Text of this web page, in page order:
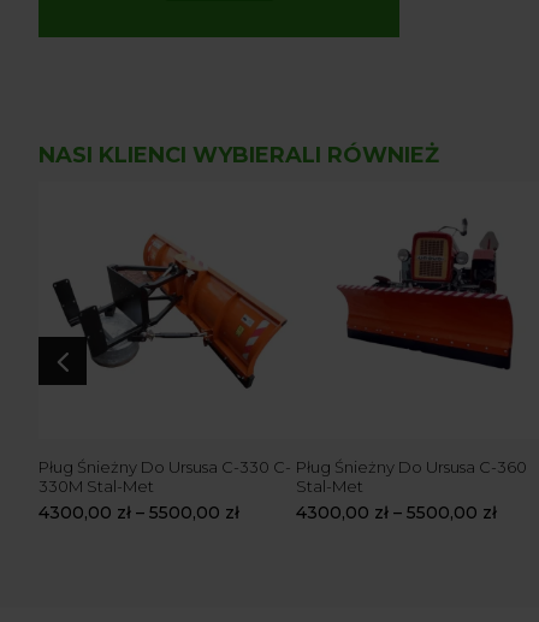
NASI KLIENCI WYBIERALI RÓWNIEŻ
4
Pług Śnieżny Do Ursusa C-330 C-
330M Stal-Met
4300,00 zł – 5500,00 zł
Pług Śnieżny Do Ursusa C-360
Stal-Met
4300,00 zł – 5500,00 zł